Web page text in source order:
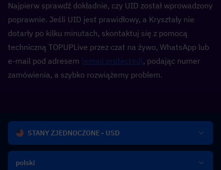
Najpierw sprawdź dokładnie, czy UID został wprowadzony
poprawnie. Jeśli UID jest prawidłowy, a Kryształy nie
dotarły po kilku minutach, skontaktuj się z pomocą
techniczną TOPUPLive przez czat na żywo, WhatsApp lub
e-mail pod adresem [email protected], podając numer
zamówienia, a szybko rozwiążemy problem.
STANY ZJEDNOCZONE - USD
polski